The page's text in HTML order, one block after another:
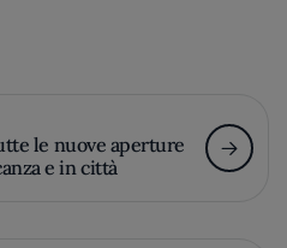
le nuove aperture
e in città